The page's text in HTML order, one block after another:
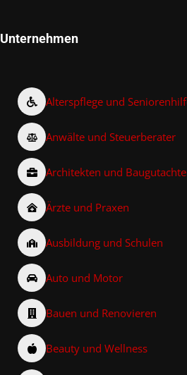
Unternehmen
Alterspflege und
Anwälte und Steuerberater
Architekten und
Ärzte und Praxen
Ausbildung und Schulen
Auto und Motor
Bauen und Renovieren
Beauty und Wellness